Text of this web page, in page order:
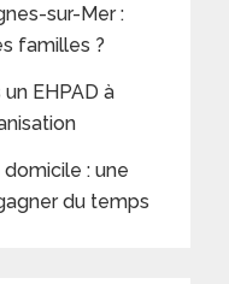
sur-Mer :
familles ?
EHPAD à
: une
du temps